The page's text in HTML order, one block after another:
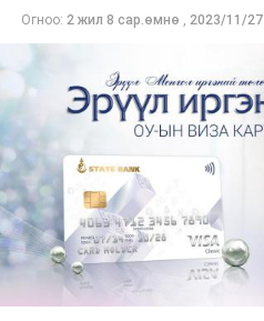
Огноо: 2 жил 8 сар.өмнө , 2023/11/27